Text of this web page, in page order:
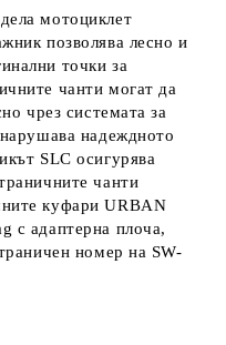
мотоциклет
позволява лесно и
точки за
чанти могат да
чрез системата за
надеждното
SLC осигурява
чанти
куфари URBAN
с адаптерна плоча,
номер на SW-